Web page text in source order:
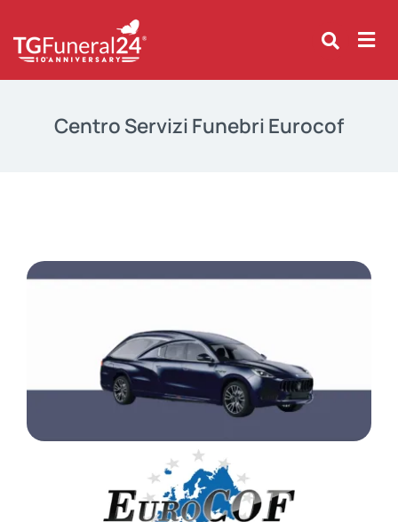
content
Centro Servizi Funebri Eurocof